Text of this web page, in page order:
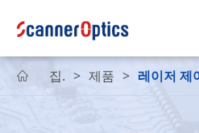
 집. 제품 레이저 제